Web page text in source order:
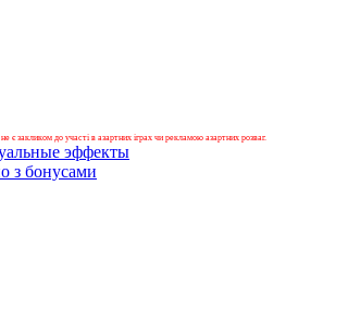
закликом до участі в азартних іграх чи рекламою азартних розваг.
з бонусами